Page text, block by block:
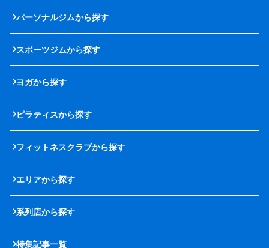
パーソナルジムから探す
スポーツジムから探す
ヨガから探す
ピラティスから探す
フィットネスクラブから探す
エリアから探す
系列店から探す
特集記事一覧